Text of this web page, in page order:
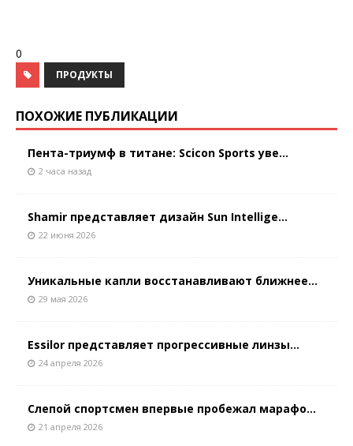
0
ПРОДУКТЫ
ПОХОЖИЕ ПУБЛИКАЦИИ
Пента-триумф в титане: Scicon Sports уве...
2 часа назад
Shamir представляет дизайн Sun Intellige...
22 июня 2026
Уникальные капли восстанавливают ближнее...
29 мая 2026
Essilor представляет прогрессивные линзы...
24 апреля 2026
Слепой спортсмен впервые пробежал марафо...
21 апреля 2026